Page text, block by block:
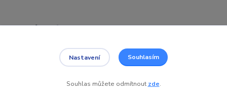
Kde nás najdete
Nastavení Souhlasím
Souhlas můžete odmítnout zde.